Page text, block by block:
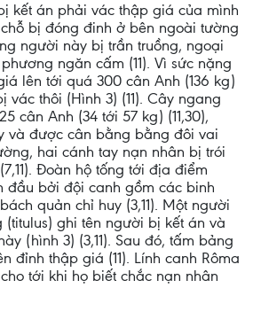
kết án phải vác thập giá của mình
bị đóng đinh ở bên ngoài tường
người này bị trần truồng, ngoại
ngăn cấm (11). Vì sức nặng
lên tới quá 300 cân Anh (136 kg)
vác thôi (Hình 3) (11). Cây ngang
cân Anh (34 tới 57 kg) (11,30),
và được cân bằng bằng đôi vai
hai cánh tay nạn nhân bị trói
Đoàn hộ tống tới địa điểm
đầu bởi đội canh gồm các binh
quản chỉ huy (3,11). Một người
ghi tên người bị kết án và
(hình 3) (3,11). Sau đó, tấm bảng
đỉnh thập giá (11). Lính canh Rôma
tới khi họ biết chắc nạn nhân